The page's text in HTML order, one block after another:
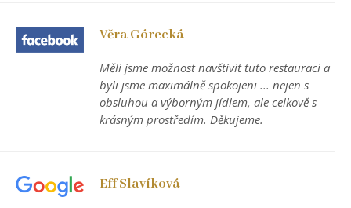
Věra Górecká
Měli jsme možnost navštívit tuto restauraci a
byli jsme maximálně spokojeni ... nejen s
obsluhou a výborným jídlem, ale celkově s
krásným prostředím. Děkujeme.
Eff Slavíková